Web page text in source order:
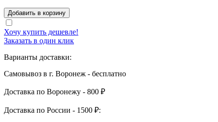
Хочу купить дешевле!
Заказать в один клик
Варианты доставки:
Самовывоз в г. Воронеж - бесплатно
Доставка по Воронежу - 800 ₽
Доставка по России - 1500 ₽: